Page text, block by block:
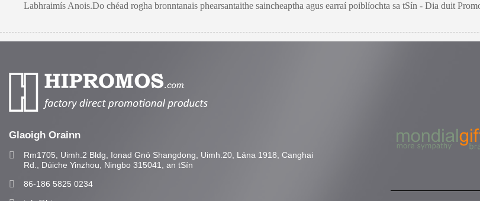
Labhraimís Anois.Do chéad rogha bronntanais phearsantaithe saincheaptha agus earraí poiblíochta sa tSín - Dia duit
Glaoigh Orainn
Rm1705, Uimh.2 Bldg, Ionad Gnó Shangdong, Uimh.20, Lána 1918, Canghai
Rd., Dúiche Yinzhou, Ningbo 315041, an tSín
86-186 5825 0234